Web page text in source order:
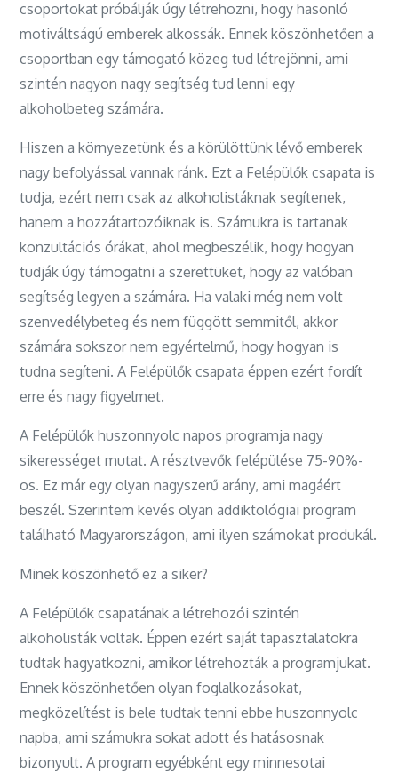
csoportokat próbálják úgy létrehozni, hogy hasonló
motiváltságú emberek alkossák. Ennek köszönhetően a
csoportban egy támogató közeg tud létrejönni, ami
szintén nagyon nagy segítség tud lenni egy
alkoholbeteg számára.
Hiszen a környezetünk és a körülöttünk lévő emberek
nagy befolyással vannak ránk. Ezt a Felépülők csapata is
tudja, ezért nem csak az alkoholistáknak segítenek,
hanem a hozzátartozóiknak is. Számukra is tartanak
konzultációs órákat, ahol megbeszélik, hogy hogyan
tudják úgy támogatni a szerettüket, hogy az valóban
segítség legyen a számára. Ha valaki még nem volt
szenvedélybeteg és nem függött semmitől, akkor
számára sokszor nem egyértelmű, hogy hogyan is
tudna segíteni. A Felépülők csapata éppen ezért fordít
erre és nagy figyelmet.
A Felépülők huszonnyolc napos programja nagy
sikerességet mutat. A résztvevők felépülése 75-90%-
os. Ez már egy olyan nagyszerű arány, ami magáért
beszél. Szerintem kevés olyan addiktológiai program
található Magyarországon, ami ilyen számokat produkál.
Minek köszönhető ez a siker?
A Felépülők csapatának a létrehozói szintén
alkoholisták voltak. Éppen ezért saját tapasztalatokra
tudtak hagyatkozni, amikor létrehozták a programjukat.
Ennek köszönhetően olyan foglalkozásokat,
megközelítést is bele tudtak tenni ebbe huszonnyolc
napba, ami számukra sokat adott és hatásosnak
bizonyult. A program egyébként egy minnesotai